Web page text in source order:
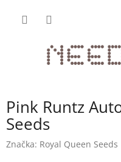
Pink Runtz
Seeds
Značka: Royal Queen Seeds